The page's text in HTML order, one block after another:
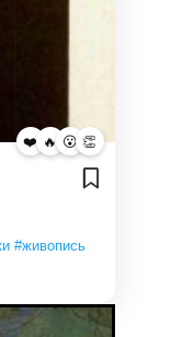
❤️ 🔥 😮 👏
#живопись